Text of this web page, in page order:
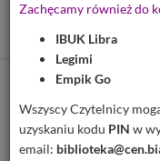
Zachęcamy również do
IBUK Libra
Legimi
Empik Go
Wszyscy Czytelnicy
uzyskaniu kodu PIN w
email: